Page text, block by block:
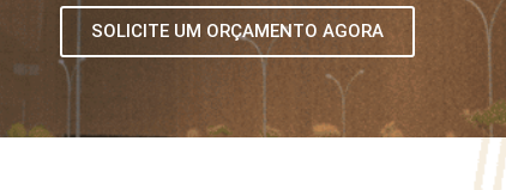
SOLICITE UM ORÇAMENTO AGORA